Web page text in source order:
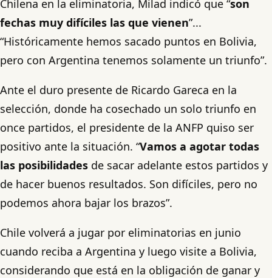
Chilena en la eliminatoria, Milad indicó que “son
fechas muy difíciles las que vienen”...
“Históricamente hemos sacado puntos en Bolivia,
pero con Argentina tenemos solamente un triunfo”.
Ante el duro presente de Ricardo Gareca en la
selección, donde ha cosechado un solo triunfo en
once partidos, el presidente de la ANFP quiso ser
positivo ante la situación. “Vamos a agotar todas
las posibilidades de sacar adelante estos partidos y
de hacer buenos resultados. Son difíciles, pero no
podemos ahora bajar los brazos”.
Chile volverá a jugar por eliminatorias en junio
cuando reciba a Argentina y luego visite a Bolivia,
considerando que está en la obligación de ganar y